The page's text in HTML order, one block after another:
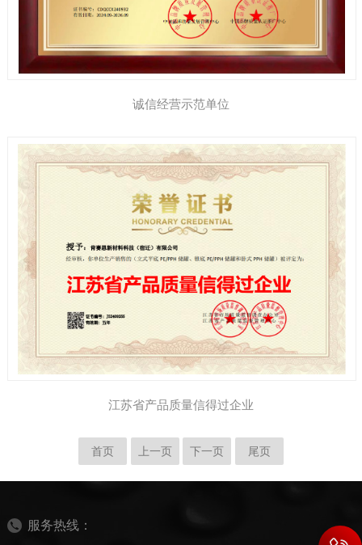
诚信经营示范单位
江苏省产品质量信得过企业
首页 上一页 下一页 尾页
服务热线：